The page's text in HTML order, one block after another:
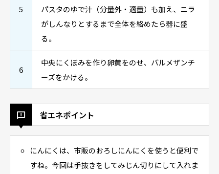
5
パスタのゆで汁（分量外・適量）も加え、ニラ
がしんなりとするまで全体を絡めたら器に盛
る。
6
中央にくぼみを作り卵黄をのせ、パルメザンチ
ーズをかける。
省エネポイント
にんにくは、市販のおろしにんにくを使うと便利で
すね。今回は手抜きをしてみじん切りにして入れま